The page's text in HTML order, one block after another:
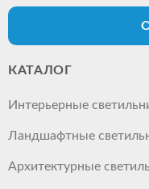
КАТАЛОГ
Интерьерные
Ландшафтные
Архитектурные